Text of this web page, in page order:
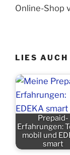
Online-Shop
LIES
Prepaid-
Erfahrungen:
mobil und
smart